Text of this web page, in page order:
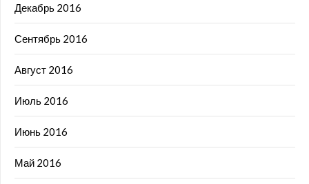
Декабрь 2016
Сентябрь 2016
Август 2016
Июль 2016
Июнь 2016
Май 2016